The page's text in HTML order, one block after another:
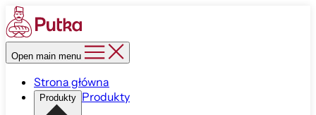
Open main menu
Strona główna
Produkty Produkty